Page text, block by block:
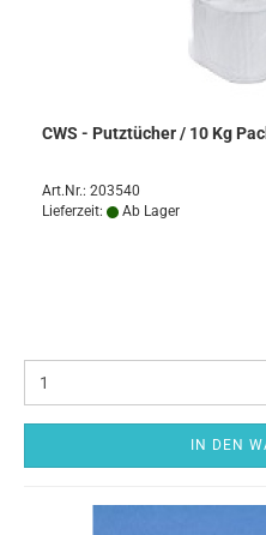
CWS - Putztücher / 10 Kg
Art.Nr.: 203540
Lieferzeit:
Ab Lager
IN DEN